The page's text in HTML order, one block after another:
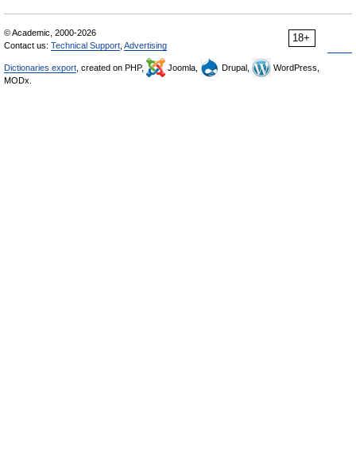
18+
© Academic, 2000-2026
Contact us: Technical Support Advertising
Dictionaries export , created on PHP, Joomla, Drupal,
WordPress,
MODx.